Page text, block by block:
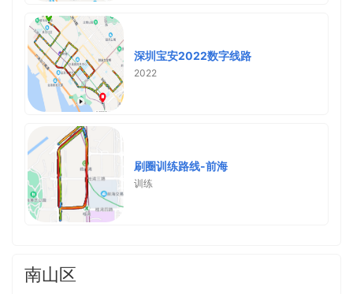
深圳宝安2022数字线路
2022
刷圈训练路线-前海
训练
南山区